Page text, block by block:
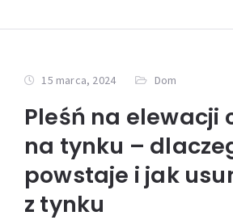
15 marca, 2024 Dom
Pleśń na elewacji
na tynku –
powstaje i jak
z tynku